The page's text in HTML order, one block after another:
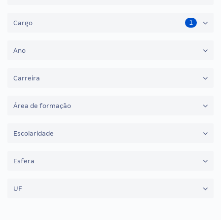
Cargo 1
Ano
Carreira
Área de formação
Escolaridade
Esfera
UF